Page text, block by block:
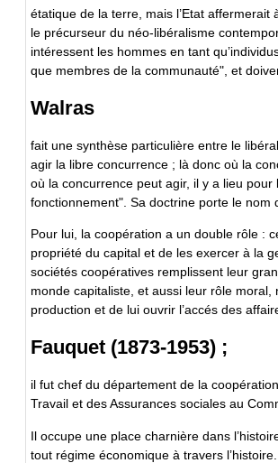
étatique de la terre, mais l’Etat
le précurseur du néo-libéralisme
intéressent les hommes en tant
que membres de la communauté", et
Walras
fait une synthèse particulière entre le
agir la libre concurrence ; là donc où la
où la concurrence peut agir, il y a lieu pour
fonctionnement". Sa doctrine porte le nom
Pour lui, la coopération a un double rôle :
propriété du capital et de les exercer à la
sociétés coopératives remplissent leur
monde capitaliste, et aussi leur rôle
production et de lui ouvrir l’accés des
Fauquet (1873-1953) ;
il fut chef du département de la
Travail et des Assurances sociales au
Il occupe une place charnière dans
tout régime économique à travers